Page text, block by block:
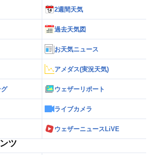
2週間天気
過去天気図
お天気ニュース
アメダス(実況天気)
ウェザーリポート
ライブカメラ
ウェザーニュースLiVE
ツ